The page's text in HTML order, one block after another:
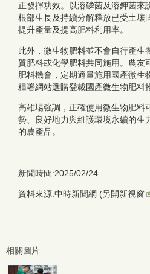
正發揮功效。以溶磷菌及溶鉀菌來
根部生長及持續分解釋放已受土壤
提升產量及提高肥料利用率。
此外，微生物肥料並不會自行產生
質肥料或化學肥料共同施用。農友
肥料機會，定期適量施用國產微生
糧署網站選購登載國產微生物肥料
高雄場強調，正確使用微生物肥料
勢、良好地力與維護環境永續的生
的農產品。
新聞時間:2025/02/24
資料來源:中時新聞網 (另開新視窗
相關圖片